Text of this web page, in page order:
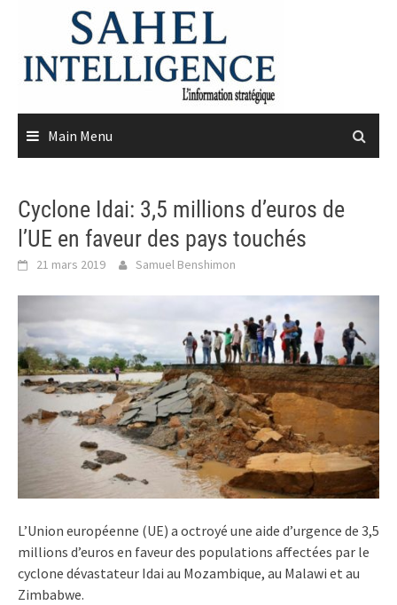
content
Main Menu
Cyclone Idai: 3,5 millions d’euros de
l’UE en faveur des pays touchés
21 mars 2019 Samuel Benshimon
L’Union européenne (UE) a octroyé une aide d’urgence de 3,5
millions d’euros en faveur des populations affectées par le
cyclone dévastateur Idai au Mozambique, au Malawi et au
Zimbabwe.